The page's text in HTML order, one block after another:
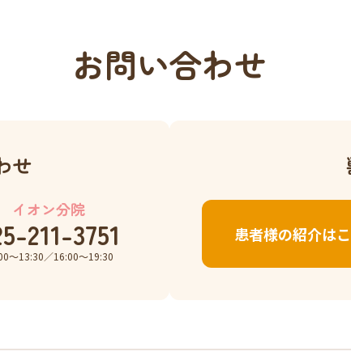
お問い合わせ
せ
イオン分院
211-3751
〜13:30／16:00〜19:30
患者様の紹介は